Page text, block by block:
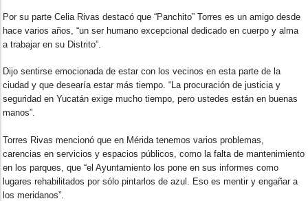
Por su parte Celia Rivas destacó que “Panchito” Torres es un amigo desde
hace varios años, “un ser humano excepcional dedicado en cuerpo y alma
a trabajar en su Distrito”.
Dijo sentirse emocionada de estar con los vecinos en esta parte de la
ciudad y que desearía estar más tiempo. “La procuración de justicia y
seguridad en Yucatán exige mucho tiempo, pero ustedes están en buenas
manos”.
Torres Rivas mencionó que en Mérida tenemos varios problemas,
carencias en servicios y espacios públicos, como la falta de mantenimiento
en los parques, que “el Ayuntamiento los pone en sus informes como
lugares rehabilitados por sólo pintarlos de azul. Eso es mentir y engañar a
los meridanos”.